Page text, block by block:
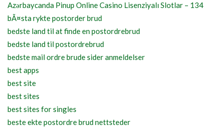
Azərbaycanda Pinup Online Casino Lisenziyalı Slotlar – 134
bÃ¤sta rykte postorder brud
bedste land til at finde en postordrebrud
bedste land til postordrebrud
bedste mail ordre brude sider anmeldelser
best apps
best site
best sites
best sites for singles
beste ekte postordre brud nettsteder